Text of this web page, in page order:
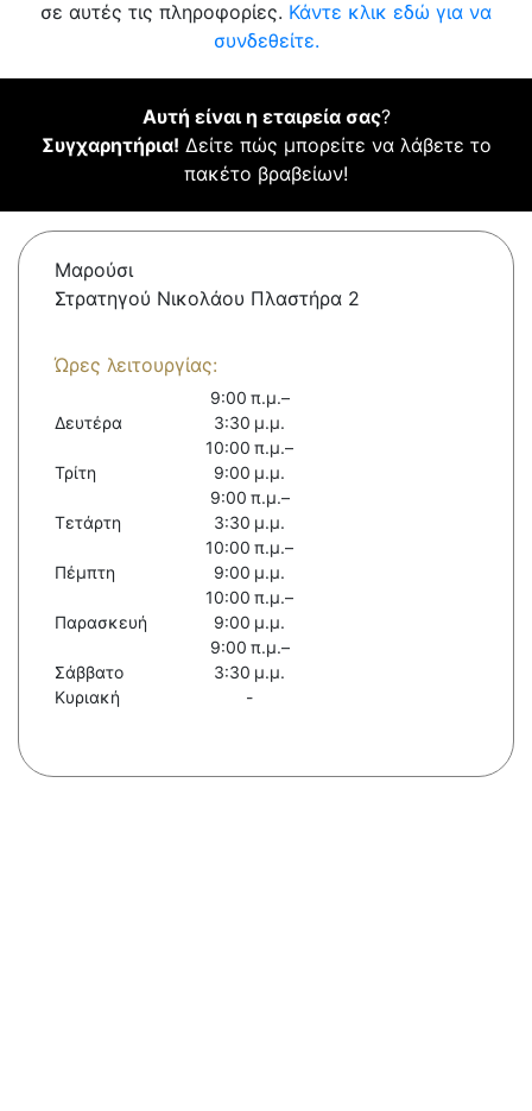
σε αυτές τις πληροφορίες. Κάντε κλικ εδώ για να
συνδεθείτε.
Αυτή είναι η εταιρεία σας?
Συγχαρητήρια! Δείτε πώς μπορείτε να λάβετε το
πακέτο βραβείων!
Μαρούσι
Στρατηγού Νικολάου Πλαστήρα 2
Ώρες λειτουργίας:
Δευτέρα
9:00 π.μ.–
3:30 μ.μ.
Τρίτη
10:00 π.μ.–
9:00 μ.μ.
Τετάρτη
9:00 π.μ.–
3:30 μ.μ.
Πέμπτη
10:00 π.μ.–
9:00 μ.μ.
Παρασκευή
10:00 π.μ.–
9:00 μ.μ.
Σάββατο
9:00 π.μ.–
3:30 μ.μ.
Κυριακή
-